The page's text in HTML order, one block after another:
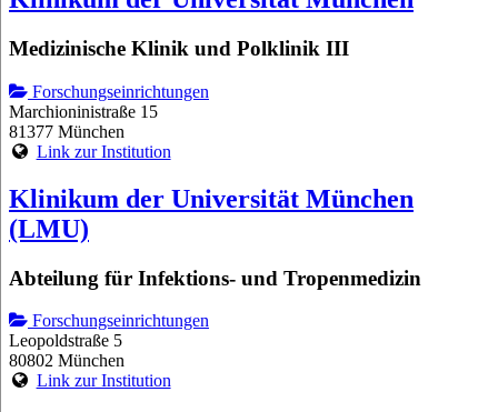
Medizinische Klinik und Polklinik III
Forschungseinrichtungen
Marchioninistraße 15
81377 München
Link zur Institution
Klinikum der Universität München
(LMU)
Abteilung für Infektions- und Tropenmedizin
Forschungseinrichtungen
Leopoldstraße 5
80802 München
Link zur Institution